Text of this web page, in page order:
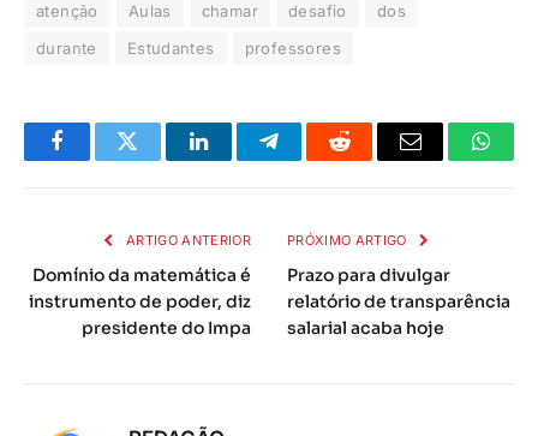
atenção Aulas chamar desafio
dos
durante
Estudantes professores
FacebookTwitter LinkedInTelegramaReddit
E-
ARTIGO ANTERIOR
Domínio da matemática é
instrumento de poder, diz
presidente do Impa
PRÓXIMO ARTIGO
Prazo para divulgar
relatório de transparência
salarial acaba hoje